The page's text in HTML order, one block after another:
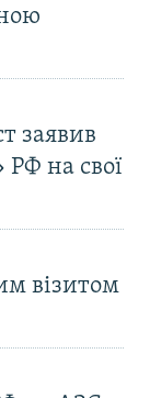
заявив
РФ на свої
візитом